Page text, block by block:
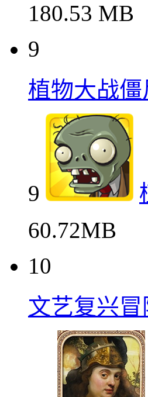
180.53 MB
9
植物大战
9
60.72MB
10
文艺复兴